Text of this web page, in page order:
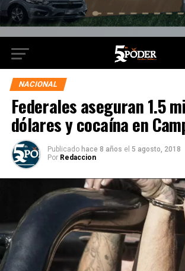
NACIONAL
Federales aseguran 1.5
dólares y cocaína en
Publicado hace 8 años el 5 agosto, 2018
Por Redaccion